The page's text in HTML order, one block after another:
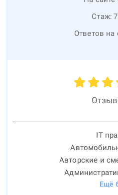
Стаж: 7
Ответов на
IT
Авторские и
Ещё